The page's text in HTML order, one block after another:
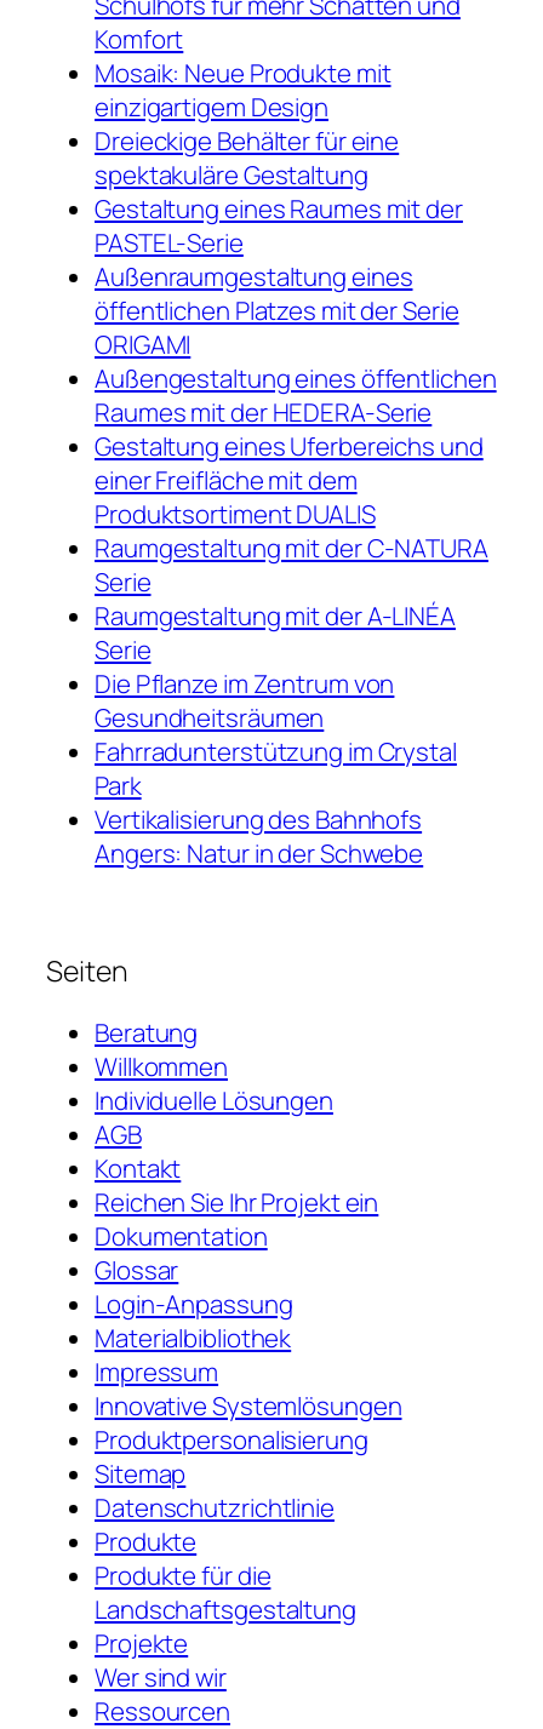
Komfort
Mosaik: Neue Produkte mit
einzigartigem Design
Dreieckige Behälter für eine
spektakuläre Gestaltung
Gestaltung eines Raumes mit der
PASTEL-Serie
Außenraumgestaltung eines
öffentlichen Platzes mit der Serie
ORIGAMI
Außengestaltung eines öffentlichen
Raumes mit der HEDERA-Serie
Gestaltung eines Uferbereichs und
einer Freifläche mit dem
Produktsortiment DUALIS
Raumgestaltung mit der C-NATURA
Serie
Raumgestaltung mit der A-LINÉA
Serie
Die Pflanze im Zentrum von
Gesundheitsräumen
Fahrradunterstützung im Crystal
Park
Vertikalisierung des Bahnhofs
Angers: Natur in der Schwebe
Seiten
Beratung
Willkommen
Individuelle Lösungen
AGB
Kontakt
Reichen Sie Ihr Projekt ein
Dokumentation
Glossar
Login-Anpassung
Materialbibliothek
Impressum
Innovative Systemlösungen
Produktpersonalisierung
Sitemap
Datenschutzrichtlinie
Produkte
Produkte für die
Landschaftsgestaltung
Projekte
Wer sind wir
Ressourcen